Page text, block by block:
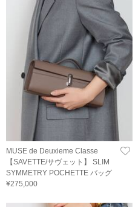
MUSE de Deuxieme Classe
【SAVETTE/サヴェット】 SLIM
SYMMETRY POCHETTE バッグ
¥275,000